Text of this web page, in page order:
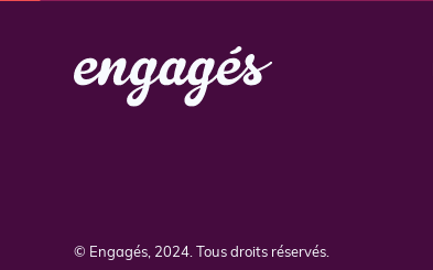
© Engagés, 2024. Tous droits réservés.